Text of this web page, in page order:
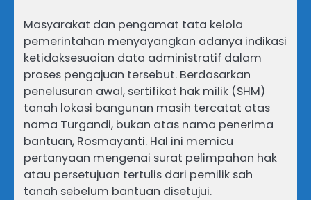
Masyarakat dan pengamat tata kelola
pemerintahan menyayangkan adanya indikasi
ketidaksesuaian data administratif dalam
proses pengajuan tersebut. Berdasarkan
penelusuran awal, sertifikat hak milik (SHM)
tanah lokasi bangunan masih tercatat atas
nama Turgandi, bukan atas nama penerima
bantuan, Rosmayanti. Hal ini memicu
pertanyaan mengenai surat pelimpahan hak
atau persetujuan tertulis dari pemilik sah
tanah sebelum bantuan disetujui.